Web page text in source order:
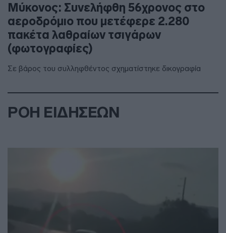
Μύκονος: Συνελήφθη 56χρονος στο
αεροδρόμιο που μετέφερε 2.280
πακέτα λαθραίων τσιγάρων
(φωτογραφίες)
Σε βάρος του συλληφθέντος σχηματίστηκε δικογραφία
ΡΟΗ ΕΙΔΗΣΕΩΝ